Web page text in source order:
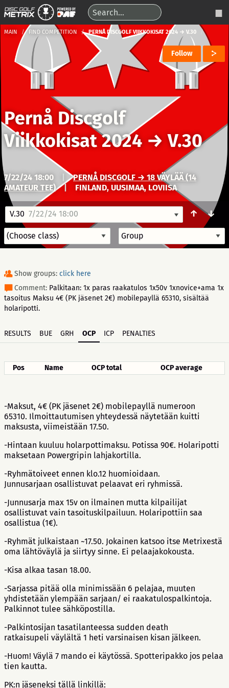
MAIN FIND COMPETITION PERNÅ DISCGOLF VIIKKOKISAT 2024 → V.30
Follow
Pernå Discgolf
Viikkokisat 2024→V.30
7/22/24 18:00
PERNÅ DISCGOLF → 18 VÄYLÄÄ (14
AMATEUR TEE)
| FINLAND, UUSIMAA, LOVIISA
V.30 7/22/24 18:00 ↑ ↓
Show groups: click here
Comment: Palkitaan: 1x paras raakatulos 1x50v 1xnovice+ama 1x
tasoitus Maksu 4€ (PK jäsenet 2€) mobilepayllä 65310, sisältää
holaripotti.
RESULTS BUE GRH OCP ICP PENALTIES
Pos Name OCP total OCP average
-Maksut, 4€ (PK jäsenet 2€) mobilepayllä numeroon
65310. Ilmoittautumisen yhteydessä näytetään kuitti
maksusta, viimeistään 17.50.
-Hintaan kuuluu holarpottimaksu. Potissa 90€. Holaripotti
maksetaan Powergripin lahjakortilla.
-Ryhmätoiveet ennen klo.12 huomioidaan.
Junnusarjaan osallistuvat pelaavat eri ryhmissä.
-Junnusarja max 15v on ilmainen mutta kilpailijat
osallistuvat vain tasoituskilpailuun. Holaripottiin saa
osallistua (1€).
-Ryhmät julkaistaan ~17.50. Jokainen katsoo itse Metrixestä
oma lähtöväylä ja siirtyy sinne. Ei pelaajakokousta.
-Kisa alkaa tasan 18.00.
-Sarjassa pitää olla minimissään 6 pelajaa, muuten
yhdistetään ylempään sarjaan/ ei raakatulospalkintoja.
Palkinnot tulee sähköpostilla.
-Palkintosijan tasatilanteessa sudden death
ratkaisupeli väylältä 1 heti varsinaisen kisan jälkeen.
-Huom! Väylä 7 mando ei käytössä. Spotteripakko jos pelaa
tien kautta.
PK:n jäseneksi tällä linkillä: